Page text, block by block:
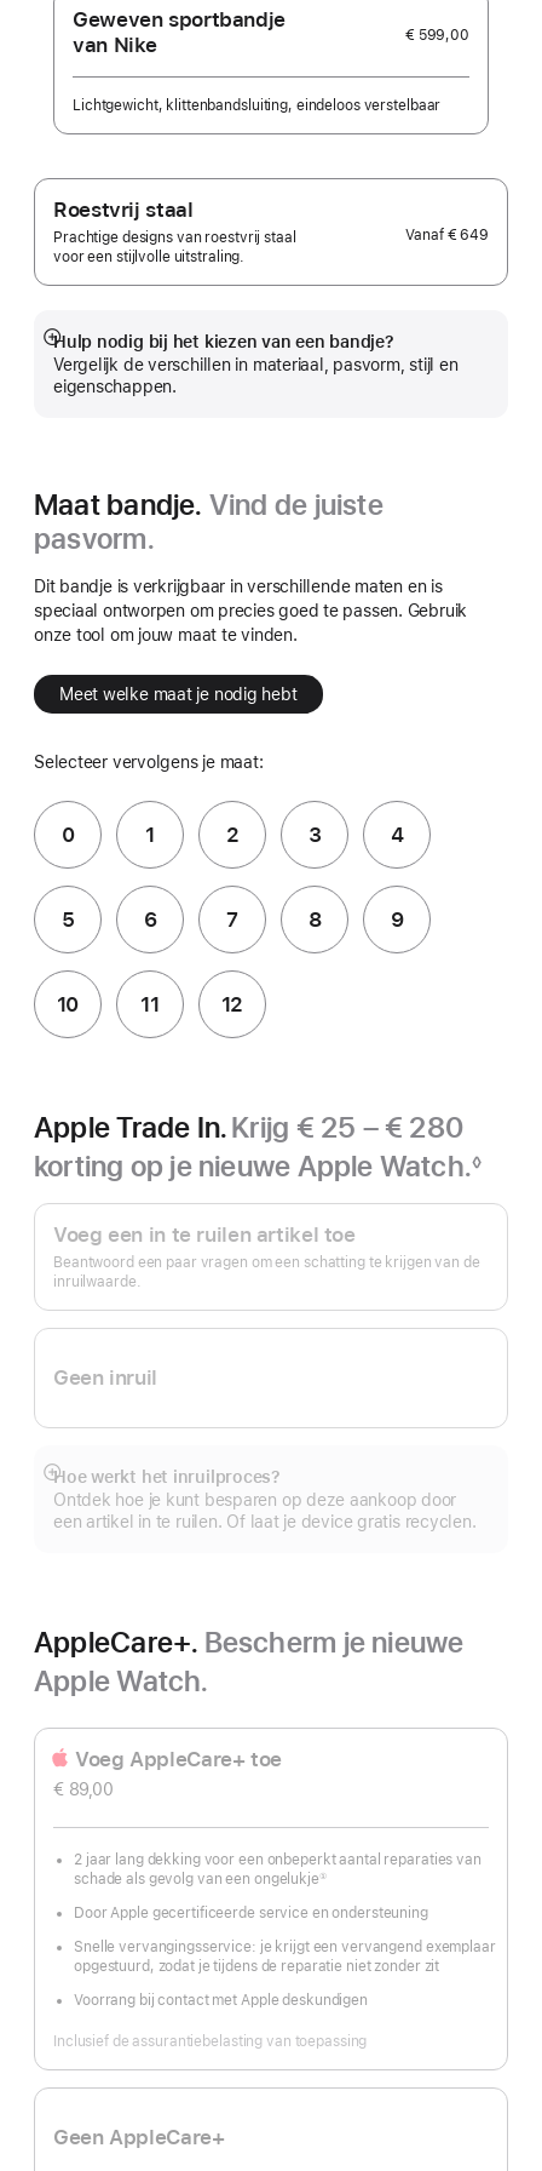
Geweven sportbandje
van Nike
€ 599,00
Lichtgewicht, klittenbandsluiting, eindeloos verstelbaar
Roestvrij staal
Prachtige designs van roestvrij staal
voor een stijlvolle uitstraling.
Vanaf € 649
Hulp nodig bij het kiezen van een bandje?
Vergelijk de verschillen in materiaal, pasvorm, stijl en
eigenschappen.
Meer
Maat bandje. Vind de juiste
pasvorm.
Dit bandje is verkrijgbaar in verschillende maten en is
speciaal ontworpen om precies goed te passen. Gebruik
onze tool om jouw maat te vinden.
Meet welke maat je nodig hebt
Selecteer vervolgens je maat:
0 1 2 3 4
5 6 7 8 9
10 11 12
Apple Trade In.Krijg € 25 – € 280
korting op je nieuwe Apple Watch.
Voetnoot
◊
Apple Trade In.
Voeg een in te ruilen artikel toe
Beantwoord een paar vragen om een schatting te krijgen van de
inruilwaarde.
Geen inruil
Hoe werkt het inruilproces?
Ontdek hoe je kunt besparen op deze aankoop door
een artikel in te ruilen. Of laat je device gratis recyclen.
Meer
AppleCare+. Bescherm je nieuwe
Apple Watch.
Voeg AppleCare+ toe
€ 89,00
2 jaar lang dekking voor een onbeperkt aantal reparaties van
schade als gevolg van een ongelukje①
Door Apple gecertificeerde service en ondersteuning
Snelle vervangingsservice: je krijgt een vervangend exemplaar
opgestuurd, zodat je tijdens de reparatie niet zonder zit
Voorrang bij contact met Apple deskundigen
Inclusief de assurantiebelasting van toepassing
Geen AppleCare+